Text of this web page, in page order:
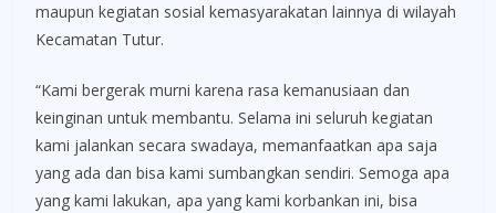
maupun kegiatan sosial kemasyarakatan lainnya di wilayah
Kecamatan Tutur.
“Kami bergerak murni karena rasa kemanusiaan dan
keinginan untuk membantu. Selama ini seluruh kegiatan
kami jalankan secara swadaya, memanfaatkan apa saja
yang ada dan bisa kami sumbangkan sendiri. Semoga apa
yang kami lakukan, apa yang kami korbankan ini, bisa